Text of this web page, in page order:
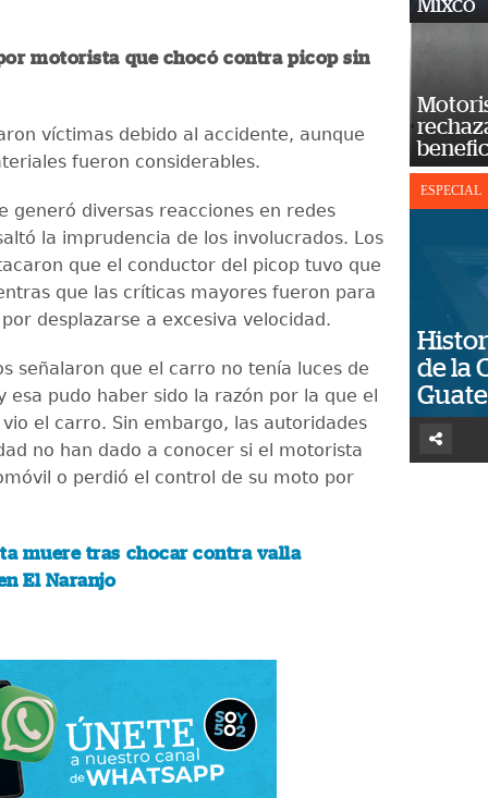
motorista que chocó contra picop sin
víctimas debido al accidente, aunque
fueron considerables.
generó diversas reacciones en redes
la imprudencia de los involucrados. Los
que el conductor del picop tuvo que
que las críticas mayores fueron para
desplazarse a excesiva velocidad.
señalaron que el carro no tenía luces de
esa pudo haber sido la razón por la que el
el carro. Sin embargo, las autoridades
no han dado a conocer si el motorista
o perdió el control de su moto por
muere tras chocar contra valla
El Naranjo
Mixco
ESPECIAL
de la